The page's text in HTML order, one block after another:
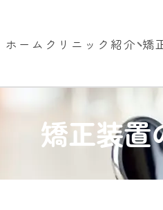
ホーム クリニック紹介 矯
矯正装置